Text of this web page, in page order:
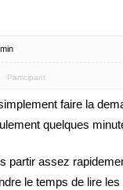
Participant
faire la
quelques
partir assez
le temps de lire